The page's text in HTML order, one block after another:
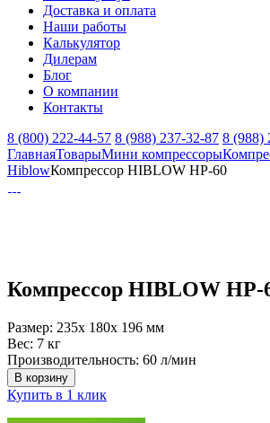
Доставка и оплата
Наши работы
Калькулятор
Дилерам
Блог
О компании
Контакты
8 (800) 222-44-57 8 (988) 237-32-87 8 (988)
ГлавнаяТоварыМини компрессоры
HiblowКомпрессор HIBLOW HP-60
Компрессор HIBLOW HP-
Размер: 235x 180x 196 мм
Вес: 7 кг
Производительность: 60 л/мин
В корзину
Купить в 1 клик